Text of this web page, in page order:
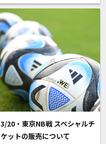
3/20・東京NB戦 スペシャルチ
ケットの販売について